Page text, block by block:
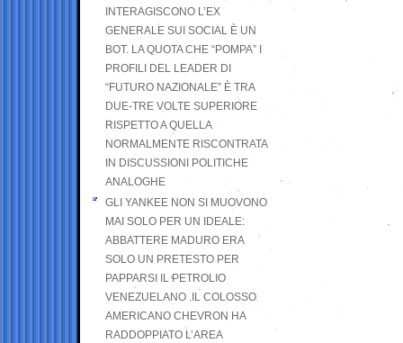
INTERAGISCONO L’EX
GENERALE SUI SOCIAL È UN
BOT. LA QUOTA CHE “POMPA” I
PROFILI DEL LEADER DI
“FUTURO NAZIONALE” È TRA
DUE-TRE VOLTE SUPERIORE
RISPETTO A QUELLA
NORMALMENTE RISCONTRATA
IN DISCUSSIONI POLITICHE
ANALOGHE
GLI YANKEE NON SI MUOVONO
MAI SOLO PER UN IDEALE:
ABBATTERE MADURO ERA
SOLO UN PRETESTO PER
PAPPARSI IL PETROLIO
VENEZUELANO .IL COLOSSO
AMERICANO CHEVRON HA
RADDOPPIATO L’AREA